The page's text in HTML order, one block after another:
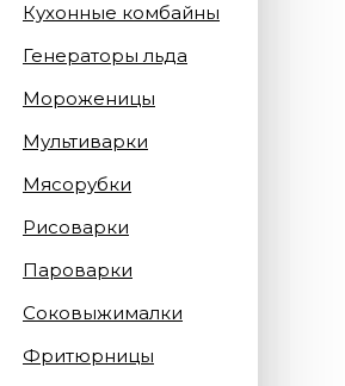
Кухонные комбайны
Генераторы льда
Мороженицы
Мультиварки
Мясорубки
Рисоварки
Пароварки
Соковыжималки
Фритюрницы